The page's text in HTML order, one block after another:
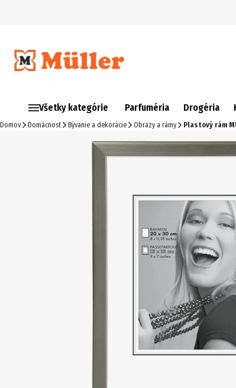
Všetky kategórie Parfuméria Drogéria
Domov Domácnosť Bývanie a dekorácie Obrazy a rámy Plastový rám